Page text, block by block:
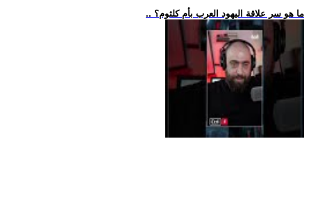
.. ما هو سر علاقة اليهود العرب بأم كلثوم؟